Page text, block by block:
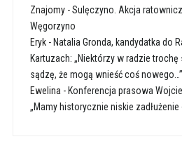
Znajomy-Sulęczyno. Akcja
Węgorzyno
Eryk- Natalia Gronda, kandydatka do
Kartuzach: „Niektórzy w radzie
sądzę, że mogą wnieść coś nowego…”
Ewelina - Konferencja prasowa
„Mamy historycznie niskie zadłużenie